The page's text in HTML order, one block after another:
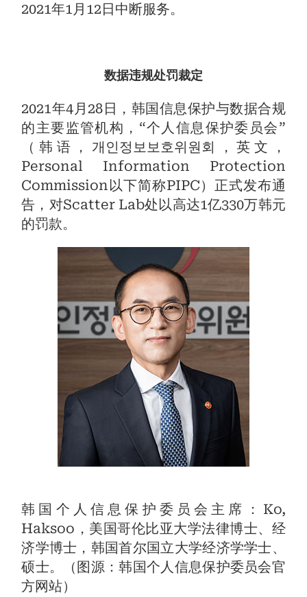
2021年1月12日中断服务。
数据违规处罚裁定
2021年4月28日，韩国信息保护与数据合规
的主要监管机构，“个人信息保护委员会”
（韩语，개인정보보호위원회，英文，
Personal Information Protection
Commission以下简称PIPC）正式发布通
告，对Scatter Lab处以高达1亿330万韩元
的罚款。
韩国个人信息保护委员会主席：Ko,
Haksoo，美国哥伦比亚大学法律博士、经
济学博士，韩国首尔国立大学经济学学士、
硕士。（图源：韩国个人信息保护委员会官
方网站）